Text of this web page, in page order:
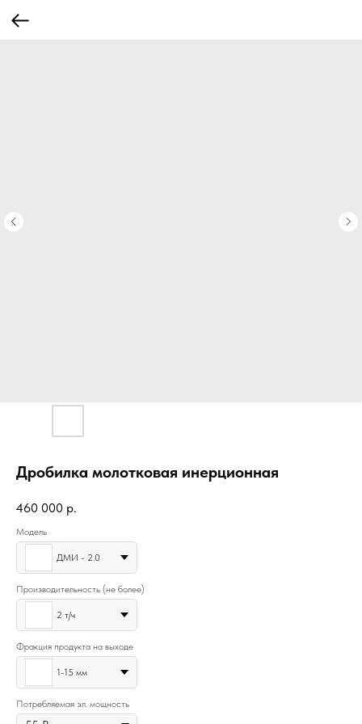
Дробилка молотковая инерционная
460 000 р.
Модель
ДМИ - 2.0
Производительность (не более)
2 т/ч
Фракция продукта на выходе
1-15 мм
Потребляемая эл. мощность